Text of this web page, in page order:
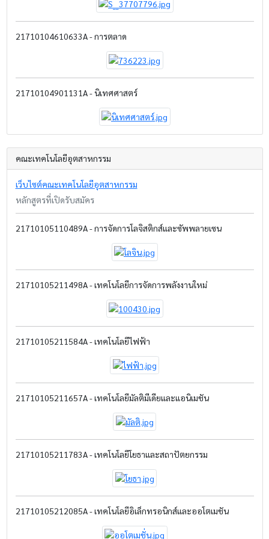
21710104610633A - การตลาด
21710104901131A - นิเทศศาสตร์
คณะเทคโนโลยีอุตสาหกรรม
เว็บไซต์คณะเทคโนโลยีอุตสาหกรรม
หลักสูตรที่เปิดรับสมัคร
21710105110489A - การจัดการโลจิสติกส์และซัพพลายเซน
21710105211498A - เทคโนโลยีการจัดการพลังงานใหม่
21710105211584A - เทคโนโลยีไฟฟ้า
21710105211657A - เทคโนโลยีมัลติมีเดียและแอนิเมชัน
21710105211783A - เทคโนโลยีโยธาและสถาปัตยกรรม
21710105212085A - เทคโนโลยีอิเล็กทรอนิกส์และออโตเมชัน